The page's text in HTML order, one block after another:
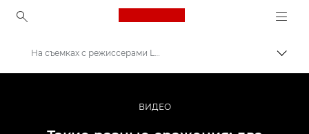
Canon Logo, back to
Профессиональная фото- и видеосъемка
Истории
На съемках с режиссерами Lammas Park
ВИДЕО